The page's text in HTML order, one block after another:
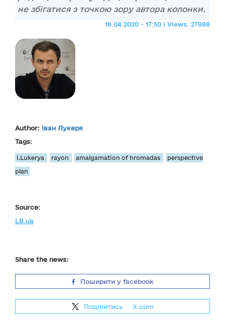
не збігатися з точкою зору автора колонки.
16.04.2020 - 17:50 | Views: 27988
Author: Іван Лукеря
Tags:
I.Lukerya rayon amalgamation of hromadas perspective
plan
Source:
LB.ua
Share the news:
Поширити у facebook
Поділитись X.com